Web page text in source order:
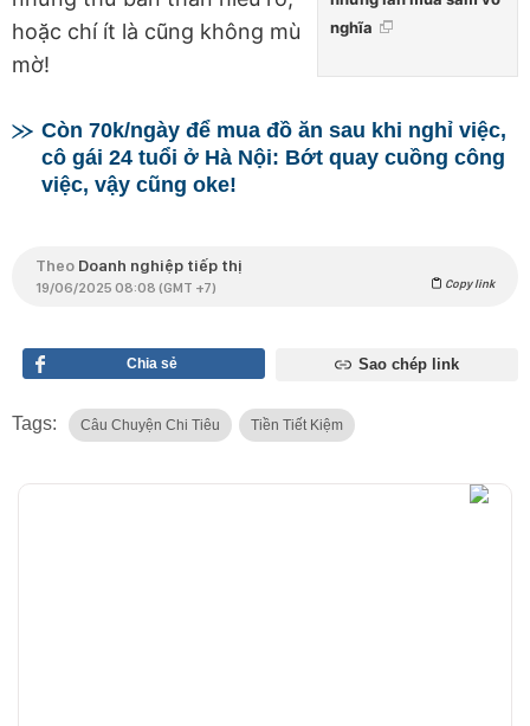
nghĩa
hoặc chí ít là cũng không mù
mờ!
Còn 70k/ngày để mua đồ ăn sau khi nghỉ việc,
cô gái 24 tuổi ở Hà Nội: Bớt quay cuồng công
việc, vậy cũng oke!
Theo Doanh nghiệp tiếp thị
19/06/2025 08:08 (GMT +7) Copy link
Chia sẻ Sao chép link
Tags: Câu Chuyện Chi Tiêu Tiền Tiết Kiệm